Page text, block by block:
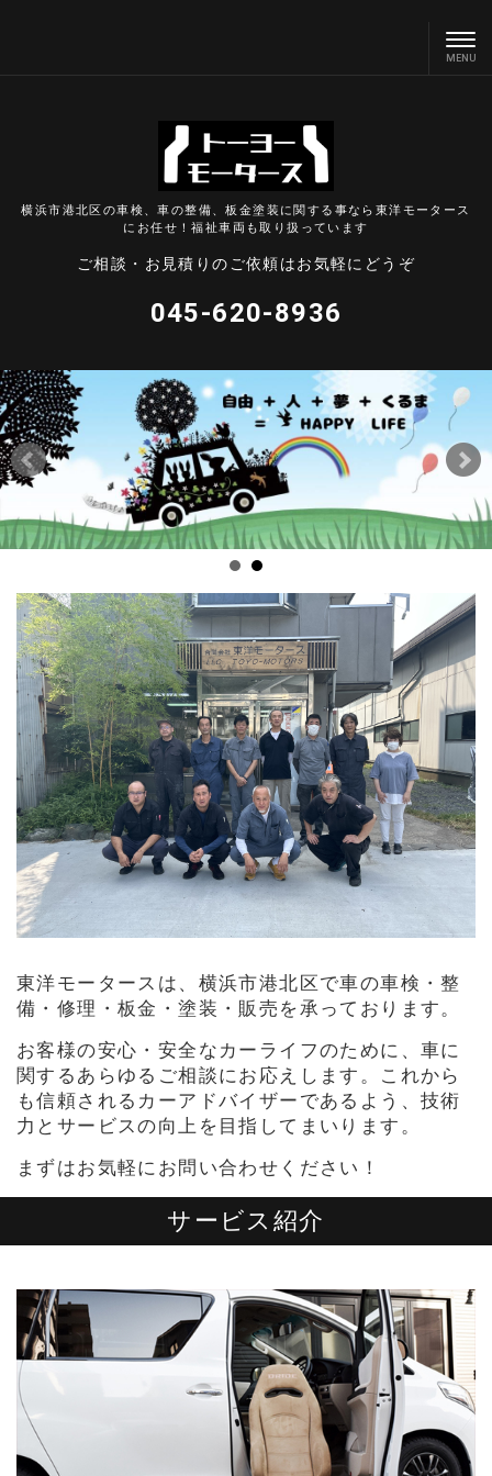
横浜市港北区の車検、車の整備、板金塗装に関する事なら東洋モータース
にお任せ！福祉車両も取り扱っています
ご相談・お見積りのご依頼はお気軽にどうぞ
045-620-8936
東洋モータースは、横浜市港北区で車の車検・整
備・修理・板金・塗装・販売を承っております。
お客様の安心・安全なカーライフのために、車に
関するあらゆるご相談にお応えします。これから
も信頼されるカーアドバイザーであるよう、技術
力とサービスの向上を目指してまいります。
まずはお気軽にお問い合わせください！
サービス紹介